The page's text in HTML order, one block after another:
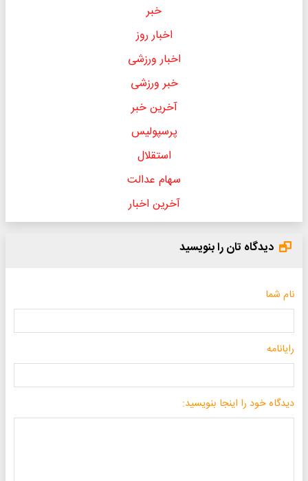
خبر
اخبار روز
اخبار ورزشی
خبر ورزشی
آخرین خبر
پرسپولیس
استقلال
سهام عدالت
آخرین اخبار
دیدگاه تان را بنویسید
نام شما
رایانامه
دیدگاه خود را اینجا بنویسید: